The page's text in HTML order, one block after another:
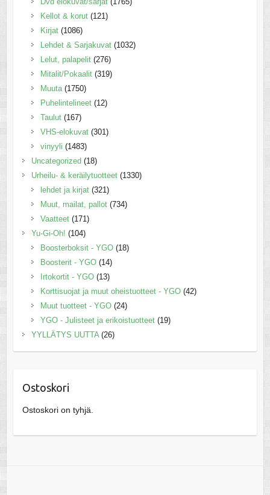
Kellot & korut (121)
Kirjat (1086)
Lehdet & Sarjakuvat (1032)
Lelut, palapelit (276)
Mitalit/Pokaalit (319)
Muuta (1750)
Puhelintelineet (12)
Taulut (167)
VHS-elokuvat (301)
vinyyli (1483)
Uncategorized (18)
Urheilu- & keräilytuotteet (1330)
lehdet ja kirjat (321)
Muut, mailat, pallot (734)
Vaatteet (171)
Yu-Gi-Oh! (104)
Boosterboksit - YGO (18)
Boosterit - YGO (14)
Irtokortit - YGO (13)
Korttisuojat ja muut oheistuotteet - YGO (42)
Muut tuotteet - YGO (24)
YGO - Julisteet ja erikoistuotteet (19)
YYLLÄTYS UUTTA (26)
Ostoskori
Ostoskori on tyhjä.